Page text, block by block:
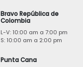
Bravo República de
Colombia
L-V: 10:00 am a 7:00 pm
S: 10:00 am a 2:00 pm
Punta Cana